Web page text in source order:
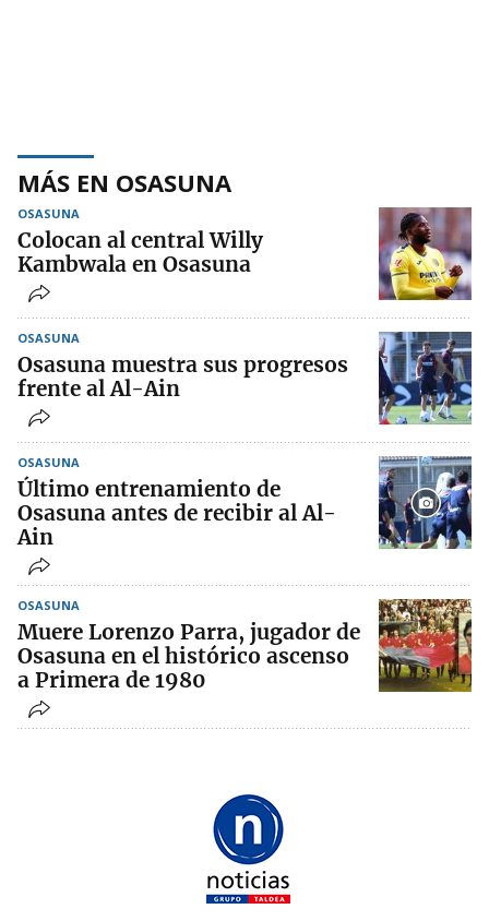
MÁS EN OSASUNA
OSASUNA
Colocan al central Willy
Kambwala en Osasuna
OSASUNA
Osasuna muestra sus progresos
frente al Al-Ain
OSASUNA
Último entrenamiento de
Osasuna antes de recibir al Al-
Ain
OSASUNA
Muere Lorenzo Parra, jugador de
Osasuna en el histórico ascenso
a Primera de 1980